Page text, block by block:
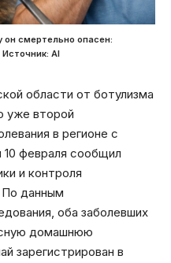
он смертельно опасен:
Al
области от ботулизма
уже второй
в регионе с
10 февраля сообщил
и контроля
По данным
оба заболевших
домашнюю
зарегистрирован в